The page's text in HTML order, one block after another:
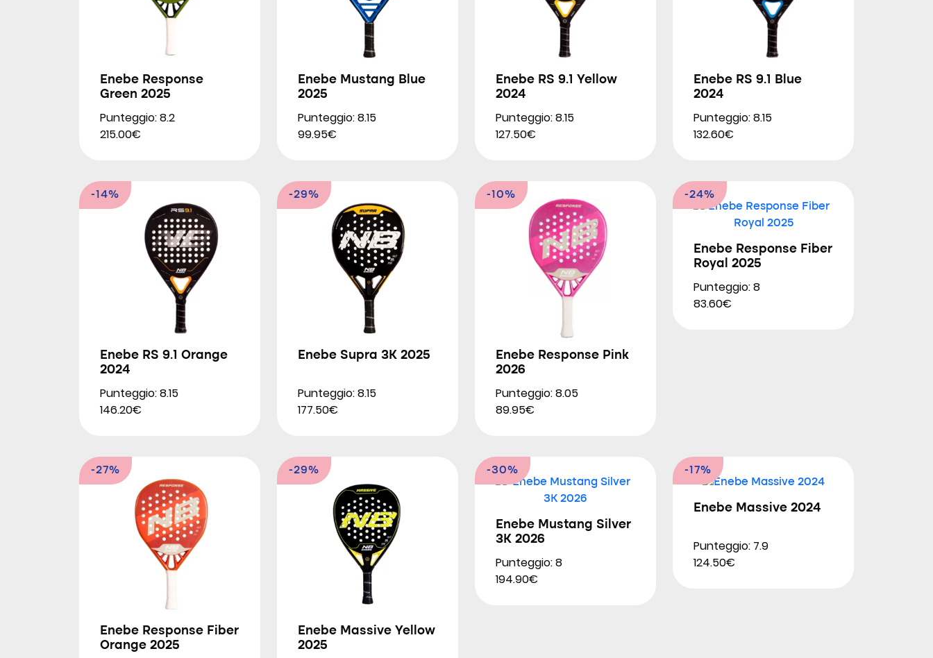
Enebe Response
Green 2025
Punteggio: 8.2
215.00€
Enebe Mustang Blue
2025
Punteggio: 8.15
99.95€
Enebe RS 9.1 Yellow
2024
Punteggio: 8.15
127.50€
Enebe RS 9.1 Blue
2024
Punteggio: 8.15
132.60€
-14%
Enebe RS 9.1 Orange
2024
Punteggio: 8.15
146.20€
-29%
Enebe Supra 3K 2025
Punteggio: 8.15
177.50€
-10%
Enebe Response Pink
2026
Punteggio: 8.05
89.95€
-24%
Enebe Response Fiber
Royal 2025
Punteggio: 8
83.60€
-27%
Enebe Response Fiber
Orange 2025
-29%
Enebe Massive Yellow
2025
-30%
Enebe Mustang Silver
3K 2026
Punteggio: 8
194.90€
-17%
Enebe Massive 2024
Punteggio: 7.9
124.50€